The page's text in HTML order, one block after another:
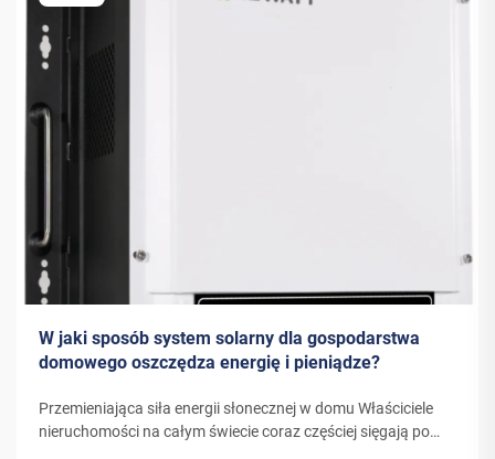
W jaki sposób system solarny dla gospodarstwa
domowego oszczędza energię i pieniądze?
Przemieniająca siła energii słonecznej w domu Właściciele
nieruchomości na całym świecie coraz częściej sięgają po